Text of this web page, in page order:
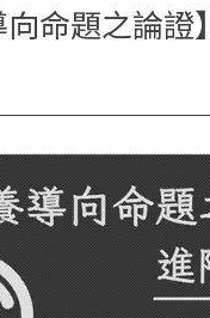
向命題之論